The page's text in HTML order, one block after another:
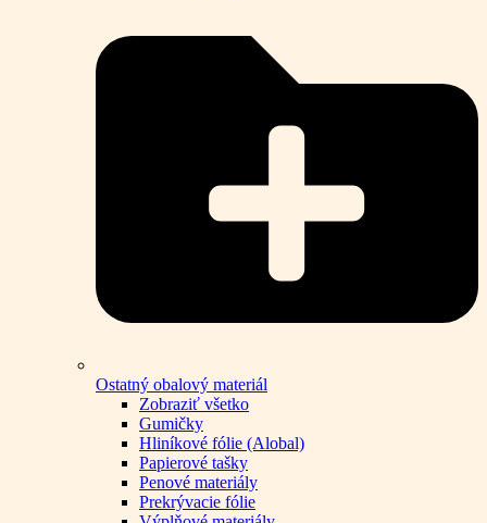
Ostatný obalový materiál
Zobraziť všetko
Gumičky
Hliníkové fólie (Alobal)
Papierové tašky
Penové materiály
Prekrývacie fólie